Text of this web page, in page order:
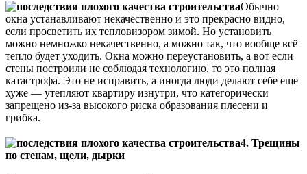
Обычно
окна устанавливают некачественно и это прекрасно видно,
если просветить их тепловизором зимой. Но установить
можно немножко некачественно, а можно так, что вообще всё
тепло будет уходить. Окна можно переустановить, а вот если
стены построили не соблюдая технологию, то это полная
катастрофа. Это не исправить, а иногда люди делают себе еще
хуже — утепляют квартиру изнутри, что категорически
запрещено из-за высокого риска образования плесени и
грибка.
4. Трещины
по стенам, щели, дырки